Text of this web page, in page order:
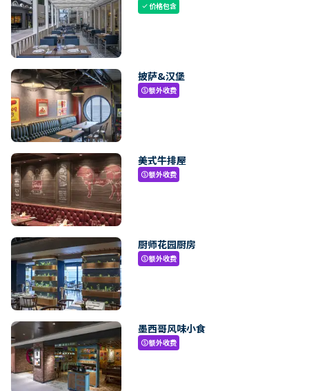
check价格包含
披萨&汉堡
paid额外收费
美式牛排屋
paid额外收费
厨师花园厨房
paid额外收费
墨西哥风味小食
paid额外收费